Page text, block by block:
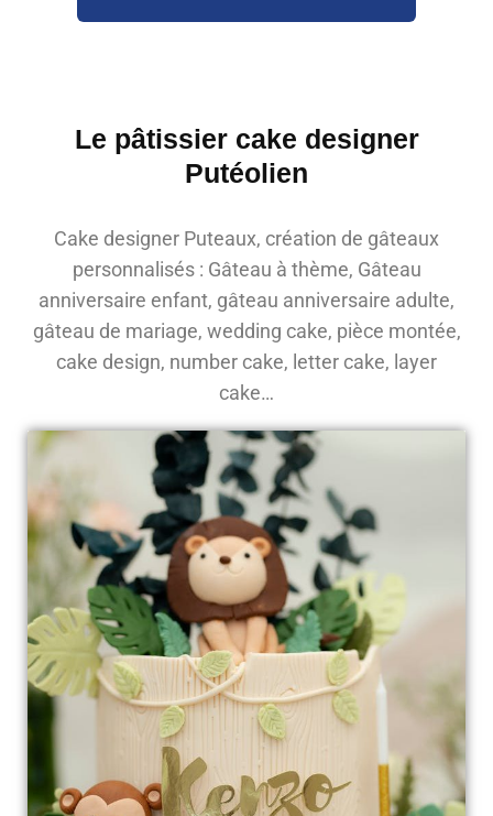
Le pâtissier cake designer
Putéolien
Cake designer Puteaux, création de gâteaux
personnalisés : Gâteau à thème, Gâteau
anniversaire enfant, gâteau anniversaire adulte,
gâteau de mariage, wedding cake, pièce montée,
cake design, number cake, letter cake, layer
cake…